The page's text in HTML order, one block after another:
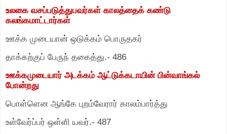
உலகை வசப்படுத்துபவர்கள் காலத்தைக் கண்டு
கலங்கமாட்டார்கள்
ஊக்க முடையான் ஒடுக்கம் பொருதகர்
தாக்கற்குப் பேருந் தகைத்து.- 486
ஊக்கமுடையார் அடக்கம் ஆட்டுக்கடாயின் பின்வாங்கல்
போன்றது
பொள்ளென ஆங்கே புறம்வேரார் காலம்பார்த்து
உள்வேர்ப்பர் ஒள்ளி யவர்.- 487